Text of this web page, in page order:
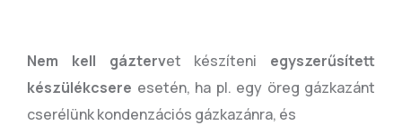
Nem kell gáztervet készíteni egyszerűsített
készülékcsere esetén, ha pl. egy öreg gázkazánt
cserélünk kondenzációs gázkazánra, és